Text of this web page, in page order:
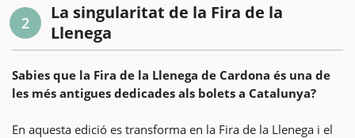
2
La singularitat de la Fira de la
Llenega
Sabies que la Fira de la Llenega de Cardona és una de
les més antigues dedicades als bolets a Catalunya?
En aquesta edició es transforma en la Fira de la Llenega i el